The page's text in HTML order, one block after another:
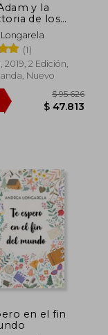
y la
de los
(1)
2019, 2 Edición,
Nuevo
en el fin